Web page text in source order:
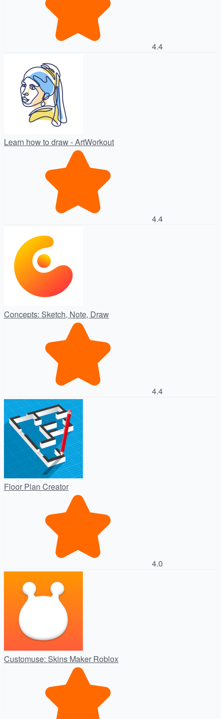
4.4
Learn how to draw - ArtWorkout
4.4
Concepts: Sketch, Note, Draw
4.4
Floor Plan Creator
4.0
Customuse: Skins Maker Roblox